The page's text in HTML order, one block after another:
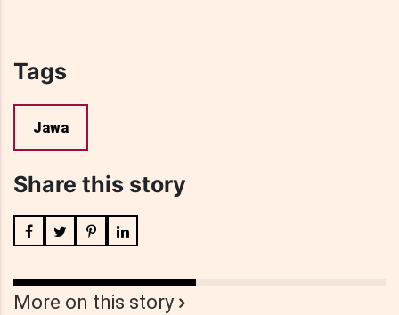
Tags
Jawa
Share this story
More on this story